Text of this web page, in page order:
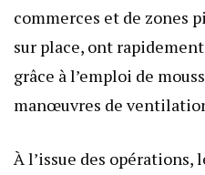
commerces et de zones
sur place, ont
grâce à l’emploi de
manœuvres de
À l’issue des opérations,